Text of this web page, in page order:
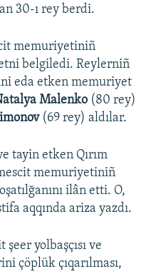
30-ı rey berdi.
memuriyetiniñ
belgiledi. Reylerniñ
eda etken memuriyet
Malenko (80 rey)
(69 rey) aldılar.
tayin etken Qırım
memuriyetiniñ
ilân etti. O,
aqqında ariza yazdı.
yolbaşçısı ve
çöplük çıqarılması,